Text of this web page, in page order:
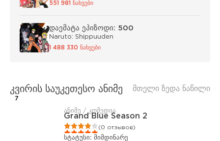
551 981 ნახვები
დაემატა ეპიზოდი: 500
Naruto: Shippuuden
1 488 330 ნახვები
კვირის საუკეთესო ანიმე მთელი ზედა ნაწილი
7
ანიმე / კომედია
Grand Blue Season 2
(0 отзывов)
სტატუსი: მიმდინარე